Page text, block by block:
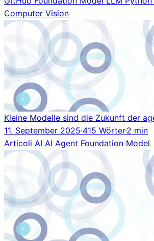
Computer Vision
Kleine Modelle sind die Zukunft der
11. September 2025·415 Wörter·2 min
Articoli AI AI Agent Foundation Model